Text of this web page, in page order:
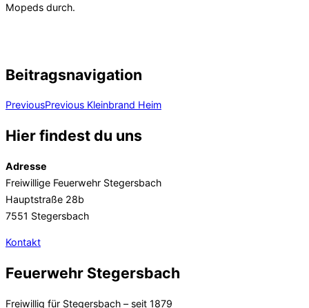
Mopeds durch.
Beitragsnavigation
PreviousPrevious Kleinbrand Heim
Hier findest du uns
Adresse
Freiwillige Feuerwehr Stegersbach
Hauptstraße 28b
7551 Stegersbach
Kontakt
Feuerwehr Stegersbach
Freiwillig für Stegersbach – seit 1879